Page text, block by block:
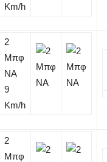
Km/h
2
Μπφ
NA
9
Km/h
2
Μπφ